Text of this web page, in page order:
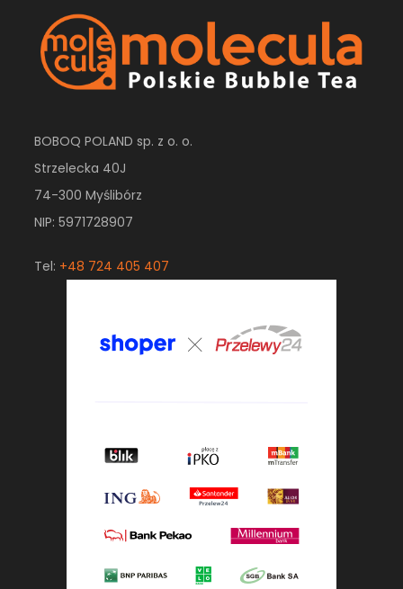
BOBOQ POLAND sp. z o. o.
Strzelecka 40J
74-300 Myślibórz
NIP: 5971728907
Tel: +48 724 405 407